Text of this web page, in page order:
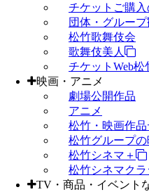
チケットご購入
団体・グルー
松竹歌舞伎会
歌舞伎美人
チケットWeb松
映画・アニメ
劇場公開作品
アニメ
松竹・映画作
松竹グループ
松竹シネマ＋
松竹シネマクラ
TV・商品・イベント